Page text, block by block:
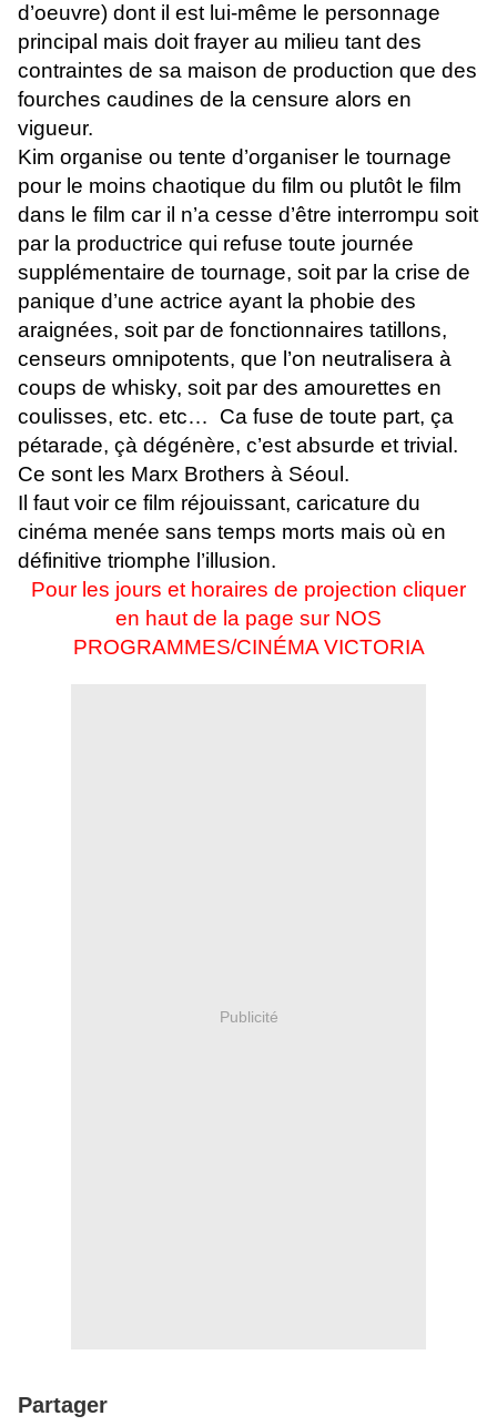
d’oeuvre) dont il est lui-même le personnage
principal mais doit frayer au milieu tant des
contraintes de sa maison de production que des
fourches caudines de la censure alors en
vigueur.
Kim organise ou tente d’organiser le tournage
pour le moins chaotique du film ou plutôt le film
dans le film car il n’a cesse d’être interrompu soit
par la productrice qui refuse toute journée
supplémentaire de tournage, soit par la crise de
panique d’une actrice ayant la phobie des
araignées, soit par de fonctionnaires tatillons,
censeurs omnipotents, que l’on neutralisera à
coups de whisky, soit par des amourettes en
coulisses, etc. etc…
Ca fuse de toute part, ça
pétarade, çà dégénère, c’est absurde et trivial.
Ce sont les Marx Brothers à Séoul.
Il faut voir ce film réjouissant, caricature du
cinéma menée sans temps morts mais où en
définitive triomphe l’illusion.
Pour les jours et horaires de projection cliquer
en haut de la page sur NOS
PROGRAMMES/CINÉMA VICTORIA
Publicité
Partager